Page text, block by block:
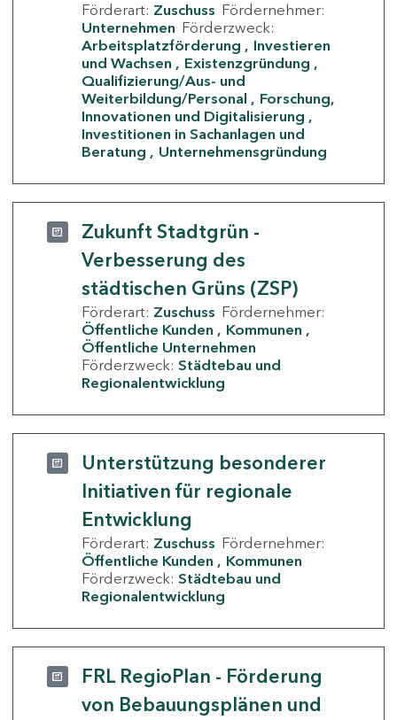
Förderart: Zuschuss Fördernehmer:
Unternehmen Förderzweck:
Arbeitsplatzförderung
Investieren
und Wachsen
Existenzgründung
Qualifizierung/Aus- und
Weiterbildung/Personal
Forschung,
Innovationen und Digitalisierung
Investitionen in Sachanlagen und
Beratung
Unternehmensgründung
Zukunft Stadtgrün -
Verbesserung des
städtischen Grüns (ZSP)
Förderart: Zuschuss Fördernehmer:
Öffentliche Kunden
Kommunen
Öffentliche Unternehmen
Förderzweck: Städtebau und
Regionalentwicklung
Unterstützung besonderer
Initiativen für regionale
Entwicklung
Förderart: Zuschuss Fördernehmer:
Öffentliche Kunden
Kommunen
Förderzweck: Städtebau und
Regionalentwicklung
FRL RegioPlan - Förderung
von Bebauungsplänen und